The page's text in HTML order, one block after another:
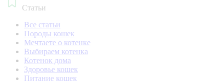
Статьи
Все статьи
Породы кошек
Мечтаете о котенке
Выбираем котенка
Котенок дома
Здоровье кошек
Питание кошек